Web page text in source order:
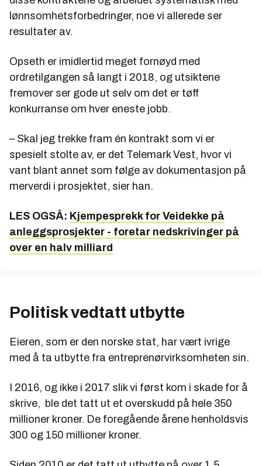
lønnsomhetsforbedringer, noe vi allerede ser
resultater av.
Opseth er imidlertid meget fornøyd med
ordretilgangen så langt i 2018, og utsiktene
fremover ser gode ut selv om det er tøff
konkurranse om hver eneste jobb.
– Skal jeg trekke fram én kontrakt som vi er
spesielt stolte av, er det Telemark Vest, hvor vi
vant blant annet som følge av dokumentasjon på
merverdi i prosjektet, sier han.
LES OGSÅ: Kjempesprekk for Veidekke på
anleggsprosjekter - foretar nedskrivinger på
over en halv milliard
Politisk vedtatt utbytte
Eieren, som er den norske stat, har vært ivrige
med å ta utbytte fra entreprenørvirksomheten sin.
I 2016, og ikke i 2017 slik vi først kom i skade for å
skrive, ble det tatt ut et overskudd på hele 350
millioner kroner. De foregående årene henholdsvis
300 og 150 millioner kroner.